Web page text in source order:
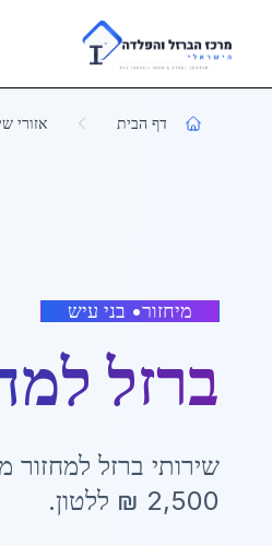
Skip to main content
דף הבית אזורי
מיחזור• בני עיש
ברזל
שירותי ברזל למחזור
2,500 ₪ ללטון.